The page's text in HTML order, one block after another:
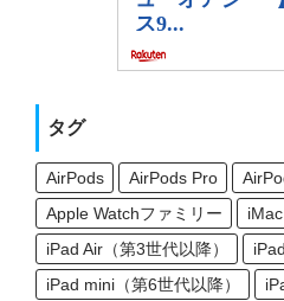
タグ
AirPods AirPods Pro
Apple Watchファミリー
iMac
iPad Air（第3世代以降）
iPad mini（第6世代以降）